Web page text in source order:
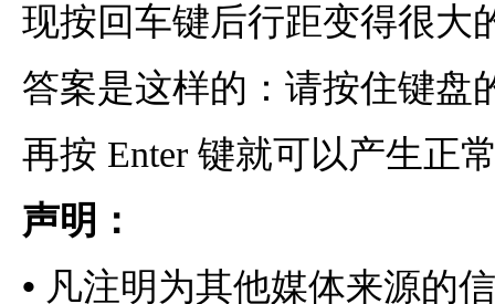
现按回车键后行距变得很大
答案是这样的：请按住键盘
再按 Enter 键就可以产生正
声明：
• 凡注明为其他媒体来源的